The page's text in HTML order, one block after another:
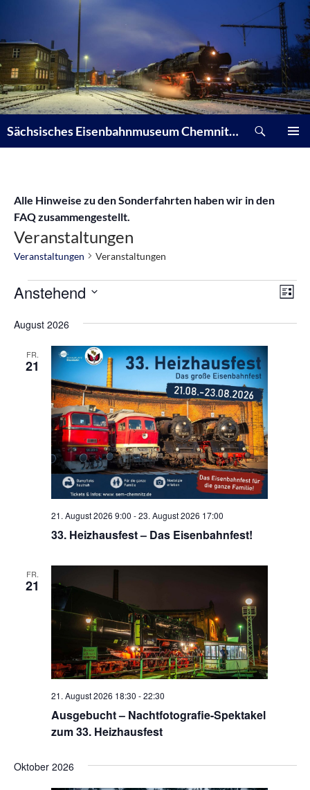
springen
Sächsisches Eisenbahnmuseum Chemnitz-Hilbersdorf e. V.
Alle Hinweise zu den Sonderfahrten haben wir in den
FAQ zusammengestellt.
Veranstaltungen
Veranstaltungen Veranstaltungen
Veranstaltungen LISTE
Anstehend
wählen.
August 2026
FR.
21
33. Heizhausfest – Das Eisenbahnfest!
21. August 2026 9:00 -23. August 2026 17:00
FR.
21
Ausgebucht – Nachtfotografie-Spektakel
zum 33. Heizhausfest
21. August 2026 18:30 -22:30
Oktober 2026